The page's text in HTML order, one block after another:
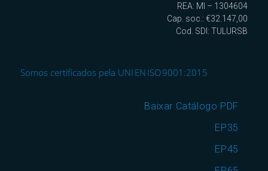
REA: MI – 1304604
Cap. soc.: €32.147,00
Cod. SDI: TULURSB
Somos certificados pela UNI EN ISO 9001:2015
Baixar Catálogo PDF
EP35
EP45